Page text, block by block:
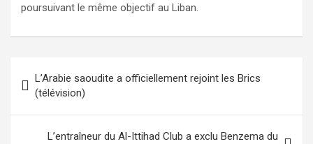
poursuivant le même objectif au Liban.
de
l’article
L’Arabie saoudite a officiellement rejoint les Brics
(télévision)
L’entraîneur du Al-Ittihad Club a exclu Benzema du